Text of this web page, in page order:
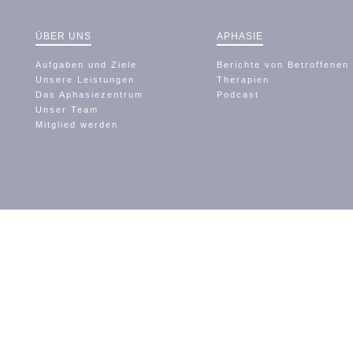
ÜBER UNS
Aufgaben und Ziele
Unsere Leistungen
Das Aphasiezentrum
Unser Team
Mitglied werden
APHASIE
Berichte von Betroffenen
Therapien
Podcast